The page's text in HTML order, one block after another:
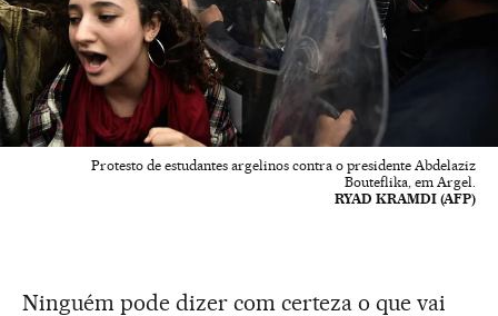
Protesto de estudantes argelinos contra o presidente Abdelaziz
Bouteflika, em Argel.
RYAD KRAMDI (AFP)
Ninguém pode dizer com certeza o que vai